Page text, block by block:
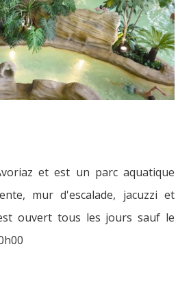
et est un parc aquatique
mur d'escalade, jacuzzi et
ouvert tous les jours sauf le